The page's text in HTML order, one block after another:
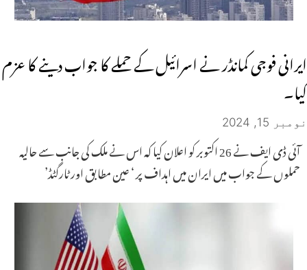
ایرانی فوجی کمانڈر نے اسرائیل کے حملے کا جواب دینے کا عزم
کیا۔
نومبر 15, 2024
آئی ڈی ایف نے 26 اکتوبر کو اعلان کیا کہ اس نے ملک کی جانب سے حالیہ
حملوں کے جواب میں ایران میں اہداف پر ‘ عین مطابق اور ٹارگٹڈ’